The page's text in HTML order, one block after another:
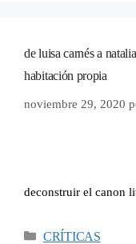
de luisa carnés a
habitación propia
noviembre 29, 2020
deconstruir el canon
CRÍTICAS